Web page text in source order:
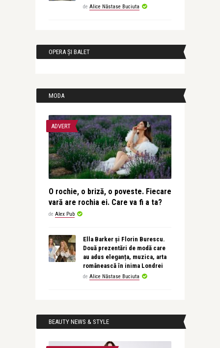
de Alice Năstase Buciuta
OPERA ȘI BALET
MODA
ADVERT
O rochie, o briză, o poveste. Fiecare
vară are rochia ei. Care va fi a ta?
de Alex Pub
Ella Barker și Florin Burescu.
Două prezentări de modă care
au adus eleganța, muzica, arta
românească în inima Londrei
de Alice Năstase Buciuta
BEAUTY NEWS & STYLE